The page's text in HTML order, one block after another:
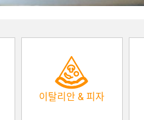
이탈리안 & 피자